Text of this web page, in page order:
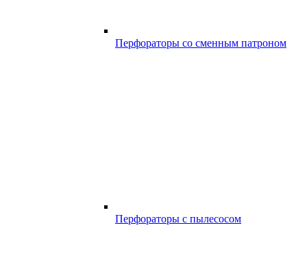
Перфораторы со сменным патроном
Перфораторы с пылесосом